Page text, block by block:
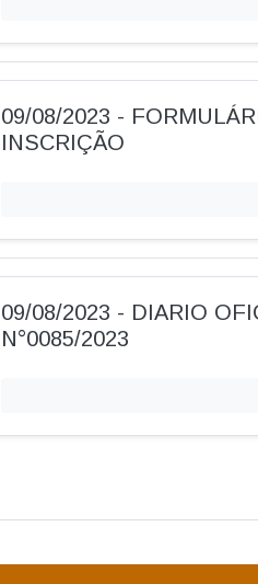
09/08/2023 -
INSCRIÇÃO
09/08/2023 - DIARIO
N°0085/2023